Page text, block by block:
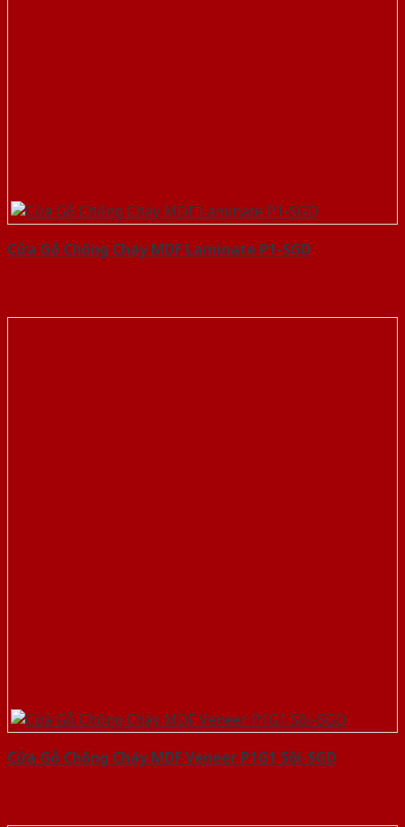
Cửa Gỗ Chống Cháy MDF Laminate P1-SGD
Cửa Gỗ Chống Cháy MDF Veneer P1G1 Sồi-SGD